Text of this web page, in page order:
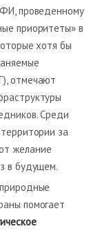
проведенному
приоритеты» в
хотя бы
отмечают
Среди
за
желание
в будущем.
помогает